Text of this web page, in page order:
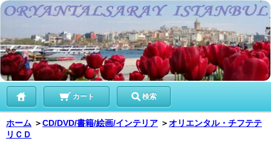
カート 検索
ホーム ＞CD/DVD/書籍/絵画/インテリア ＞オリエンタル・チフテテ
リＣＤ